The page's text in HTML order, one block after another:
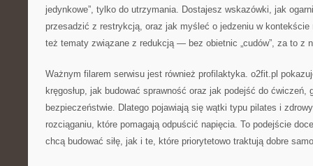
jedynkowe”, tylko do utrzymania. Dostajesz wskazówki, jak
przesadzić z restrykcją, oraz jak myśleć o jedzeniu w kontekście
też tematy związane z redukcją — bez obietnic „cudów”, za to z
Ważnym filarem serwisu jest również profilaktyka. o2fit.pl
kręgosłup, jak budować sprawność oraz jak podejść do ćwiczeń,
bezpieczeństwie. Dlatego pojawiają się wątki typu pilates i
rozciąganiu, które pomagają odpuścić napięcia. To podejście
chcą budować siłę, jak i te, które priorytetowo traktują dobre